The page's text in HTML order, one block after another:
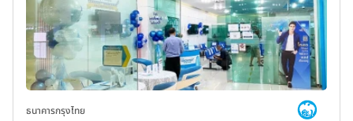
ธนาคารกรุงไทย